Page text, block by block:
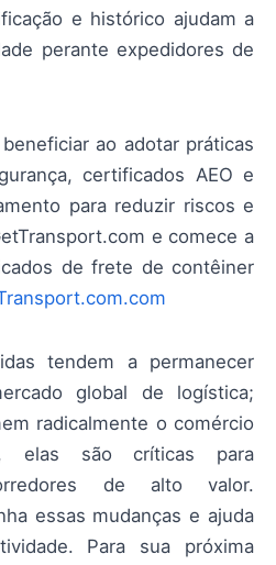
e histórico ajudam a
perante expedidores de
ao adotar práticas
certificados AEO e
para reduzir riscos e
e comece a
de frete de contêiner
tendem a permanecer
global de logística;
radicalmente o comércio
elas são críticas para
de alto valor.
essas mudanças e ajuda
Para sua próxima